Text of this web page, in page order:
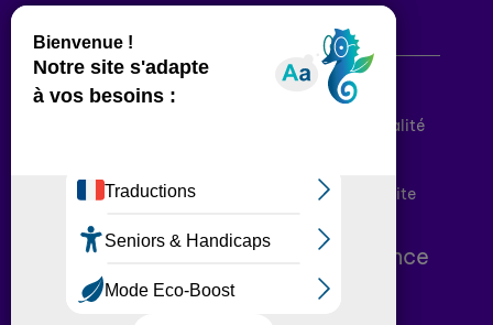
Politique de confidentialité
Déclaration d’accessibilité
Plan du site
Plateforme développée en France
parHACKTIV